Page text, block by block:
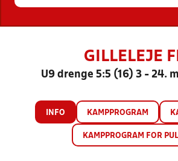
GILLELEJE
U9 drenge 5:5 (16) 3 - 24.
INFO KAMPPROGRAM
KAMPPROGRAM FOR